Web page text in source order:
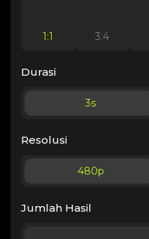
1:1 3:4
Durasi
3s
Resolusi
480p
Jumlah Hasil